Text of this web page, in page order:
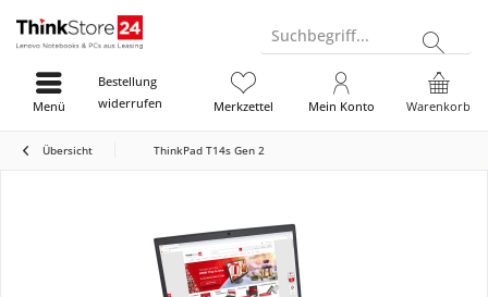
Suchbegriff...
Bestellung
widerrufen
Warenkorb
Merkzettel Mein Konto
Menü
Übersicht ThinkPad T14s Gen 2